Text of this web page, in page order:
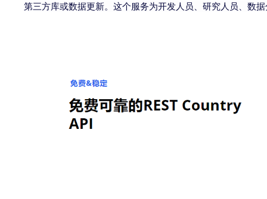
第三方库或数据更新。这个服务为开发人员、研究人员、数